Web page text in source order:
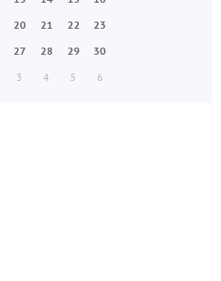
20 21 22
23
27 28 29
30
3 4 5 6